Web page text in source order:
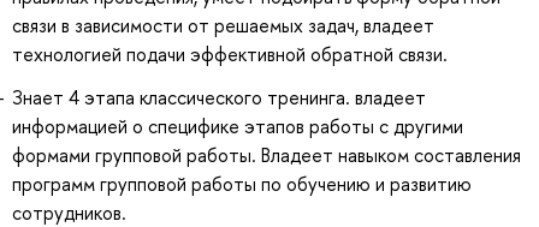
связи в зависимости от решаемых задач, владеет
технологией подачи эффективной обратной связи.
Знает 4 этапа классического тренинга. владеет
информацией о специфике этапов работы с другими
формами групповой работы. Владеет навыком составления
программ групповой работы по обучению и развитию
сотрудников.